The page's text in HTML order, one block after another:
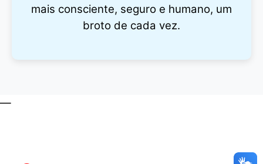
mais consciente, seguro e humano, um
broto de cada vez.
—